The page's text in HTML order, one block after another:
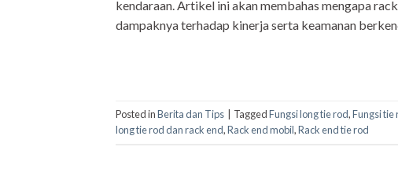
kendaraan. Artikel ini akan membahas mengapa
dampaknya terhadap kinerja serta keamanan
Posted inBerita dan Tips TaggedFungsi long tie rod,Fungsi tie
long tie rod dan rack end,Rack end mobil,Rack end tie rod